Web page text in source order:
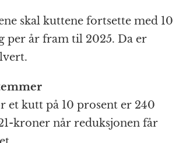
skal kuttene fortsette med 10
per år fram til 2025. Da er
et kutt på 10 prosent er 240
kroner når reduksjonen får